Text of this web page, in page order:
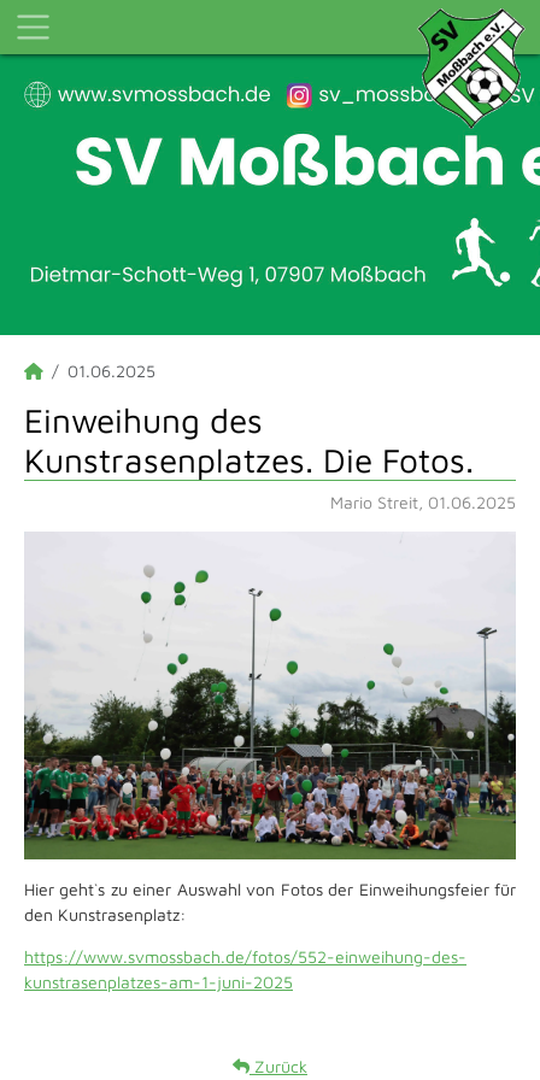
01.06.2025
Einweihung des
Kunstrasenplatzes. Die Fotos.
Mario Streit, 01.06.2025
Hier geht`s zu einer Auswahl von Fotos der Einweihungsfeier für
den Kunstrasenplatz:
https://www.svmossbach.de/fotos/552-einweihung-des-
kunstrasenplatzes-am-1-juni-2025
Zurück